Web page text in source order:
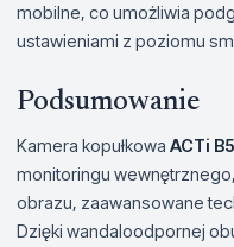
mobilne, co umożliwia
ustawieniami z poziomu
Podsumowanie
Kamera kopułkowa ACTi
monitoringu
obrazu, zaawansowane
Dzięki wandaloodpornej